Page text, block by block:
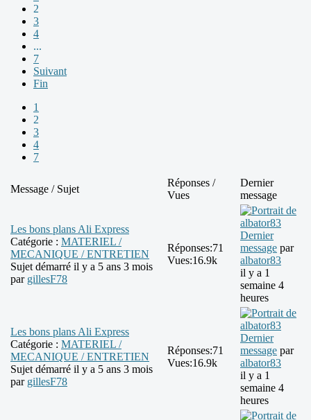
2
3
4
...
7
Suivant
Fin
1
2
3
4
7
Message / Sujet
Réponses /
Vues
Dernier
message
Les bons plans Ali Express
Catégorie : MATERIEL /
MECANIQUE / ENTRETIEN
Sujet démarré il y a 5 ans 3 mois
par gillesF78
Réponses:71
Vues:16.9k
Dernier
message par
albator83
il y a 1
semaine 4
heures
Les bons plans Ali Express
Catégorie : MATERIEL /
MECANIQUE / ENTRETIEN
Sujet démarré il y a 5 ans 3 mois
par gillesF78
Réponses:71
Vues:16.9k
Dernier
message par
albator83
il y a 1
semaine 4
heures